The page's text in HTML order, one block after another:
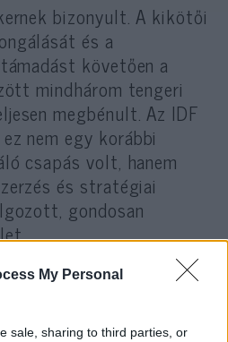
My Personal
sale, sharing to third parties, or
bizonyult. A kikötői
és a
követően a
mindhárom tengeri
megbénult. Az IDF
nem egy korábbi
csapás volt, hanem
és stratégiai
gondosan